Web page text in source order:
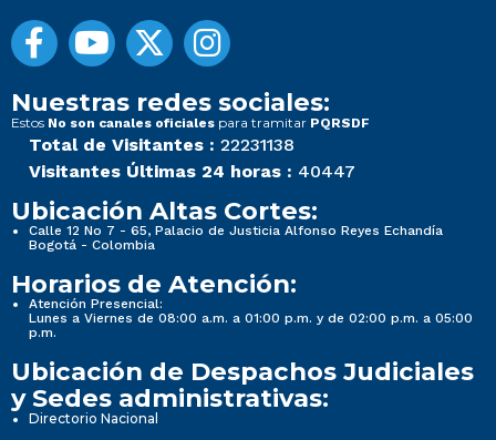
Nuestras redes sociales:
Estos No son canales oficiales para tramitar PQRSDF
Total de Visitantes : 22231138
Visitantes Últimas 24 horas : 40447
Ubicación Altas Cortes:
Calle 12 No 7 - 65, Palacio de Justicia Alfonso Reyes Echandía
Bogotá - Colombia
Horarios de Atención:
Atención Presencial:
Lunes a Viernes de 08:00 a.m. a 01:00 p.m. y de 02:00 p.m. a 05:00
p.m.
Ubicación de Despachos Judiciales
y Sedes administrativas:
Directorio Nacional